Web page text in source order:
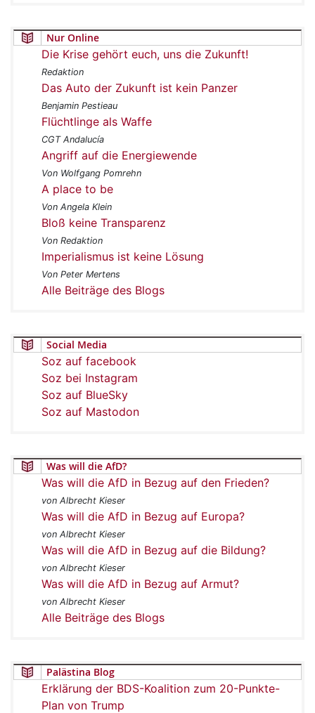
Nur Online
Die Krise gehört euch, uns die Zukunft!
Redaktion
Das Auto der Zukunft ist kein Panzer
Benjamin Pestieau
Flüchtlinge als Waffe
CGT Andalucía
Angriff auf die Energiewende
Von Wolfgang Pomrehn
A place to be
Von Angela Klein
Bloß keine Transparenz
Von Redaktion
Imperialismus ist keine Lösung
Von Peter Mertens
Alle Beiträge des Blogs
Social Media
Soz auf facebook
Soz bei Instagram
Soz auf BlueSky
Soz auf Mastodon
Was will die AfD?
Was will die AfD in Bezug auf den Frieden?
von Albrecht Kieser
Was will die AfD in Bezug auf Europa?
von Albrecht Kieser
Was will die AfD in Bezug auf die Bildung?
von Albrecht Kieser
Was will die AfD in Bezug auf Armut?
von Albrecht Kieser
Alle Beiträge des Blogs
Palästina Blog
Erklärung der BDS-Koalition zum 20-Punkte-
Plan von Trump